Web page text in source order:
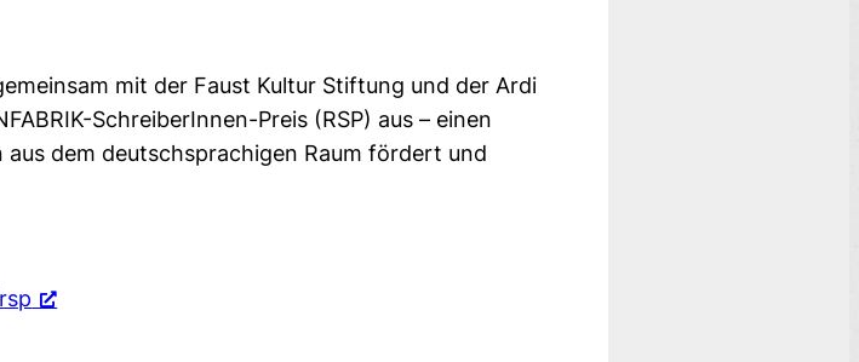
mit der Faust Kultur Stiftung und der Ardi
SchreiberInnen-Preis (RSP) aus – einen
dem deutschsprachigen Raum fördert und